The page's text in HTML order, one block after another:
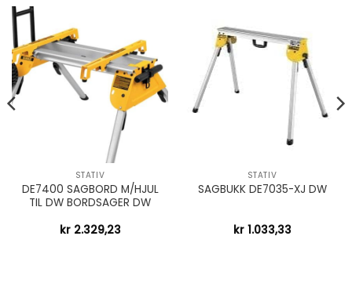
STATIV
DE7400 SAGBORD M/HJUL
TIL DW BORDSAGER DW
kr2.329,23
STATIV
SAGBUKK DE7035-XJ DW
kr1.033,33